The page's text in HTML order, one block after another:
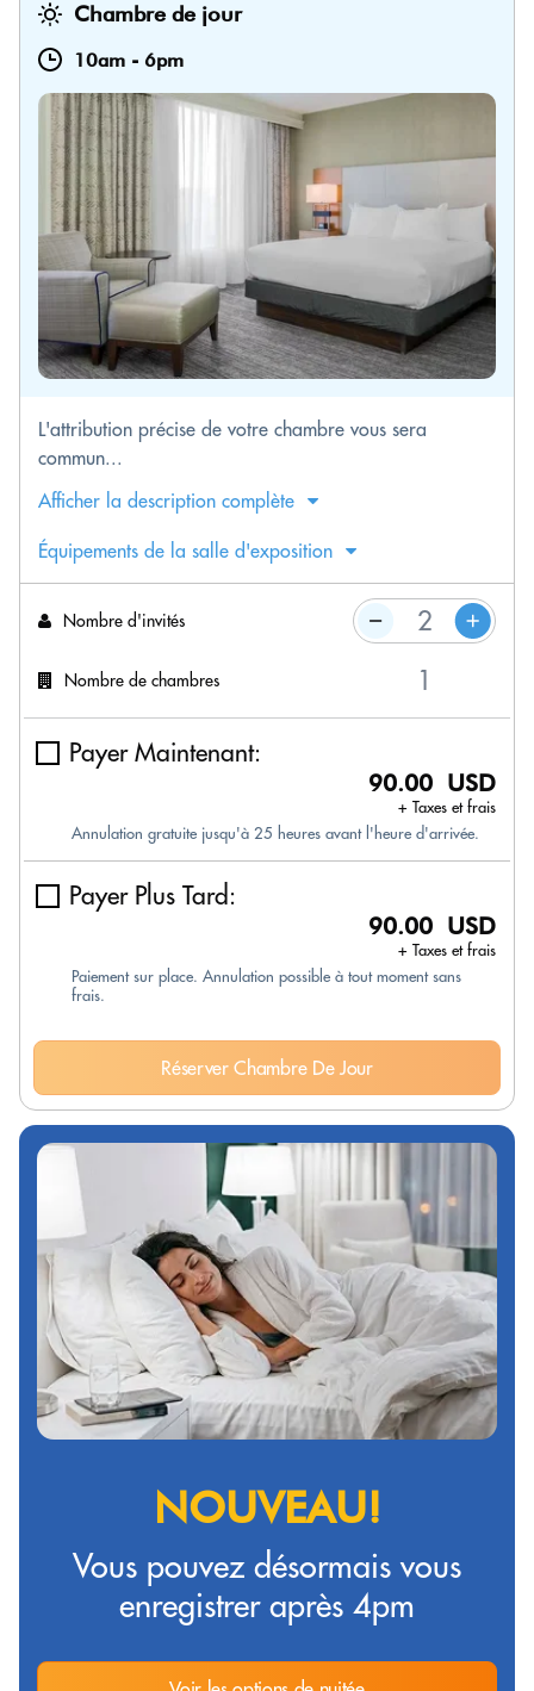
Chambre de jour
10am - 6pm
L'attribution précise de votre chambre vous sera
commun...
Afficher la description complète
Équipements de la salle d'exposition
Nombre d'invités
Nombre de chambres
Payer Maintenant:
90.00 USD
+ Taxes et frais
Annulation gratuite jusqu'à 25 heures avant l'heure d'arrivée.
Payer Plus Tard:
90.00 USD
+ Taxes et frais
Paiement sur place. Annulation possible à tout moment sans
frais.
Réserver Chambre De Jour
NOUVEAU!
Vous pouvez désormais vous
enregistrer après 4pm